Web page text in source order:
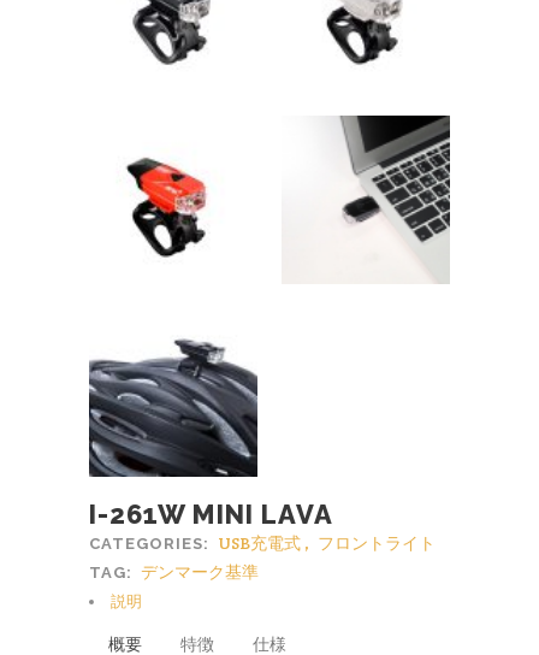
I-261W MINI LAVA
CATEGORIES: USB充電式 , フロントライト
TAG: デンマーク基準
説明
概要 特徴 仕様